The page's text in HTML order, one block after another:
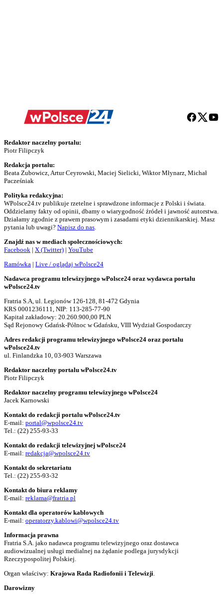
Redaktor naczelny portalu:
Piotr Filipczyk
Redakcja portalu:
Beata Zubowicz, Artur Ceyrowski, Maciej Sielicki, Wiktor Młynarz, Michał
Pacześniak
Polityka redakcyjna:
WPolsce24.tv publikuje rzetelne i sprawdzone informacje z Polski i świata.
Oddzielamy fakty od opinii, dbamy o wiarygodność źródeł i jawność autorstwa.
Działamy zgodnie z prawem prasowym i zasadami etyki dziennikarskiej. Masz
pytania lub uwagi? Napisz do nas
Znajdź nas w mediach społecznościowych:
Facebook | X (Twitter) | YouTube
Ramówka | Live / oglądaj wPolsce24
Nadawca programu telewizyjnego wPolsce24 oraz wydawca portalu
wPolsce24.tv
Fratria S.A, ul. Legionów 126-128, 81-472 Gdynia
KRS 0001236111, NIP: 113-285-77-90
Kapitał zakładowy: 20.260.900,00 PLN
Sąd Rejonowy Gdańsk-Północ w Gdańsku, VIII Wydział Gospodarczy
Adres redakcji programu telewizyjnego wPolsce24 oraz portalu
wPolsce24.tv
ul. Finlandzka 10, 03-903 Warszawa
Redaktor naczelny portalu wPolsce24.tv
Piotr Filipczyk
Redaktor naczelny programu telewizyjnego wPolsce24
Jacek Karnowski
Kontakt do redakcji portalu wPolsce24.tv
E-mail: portal@wpolsce24.tv
Tel.: (22) 255-93-33
Kontakt do redakcji telewizyjnej wPolsce24
E-mail: redakcja@wpolsce24.tv
Kontakt do sekretariatu
Tel.: (22) 255-93-32
Kontakt do biura reklamy
E-mail: reklama@fratria.pl
Kontakt dla operatorów kablowych
E-mail: operatorzy.kablowi@wpolsce24.tv
Informacja prawna
Fratria S.A. jako nadawca programu telewizyjnego oraz dostawca
audiowizualnej usługi medialnej na żądanie podlega jurysdykcji
Rzeczypospolitej Polskiej.
Organ właściwy: Krajowa Rada Radiofonii i Telewizji
Darowizny